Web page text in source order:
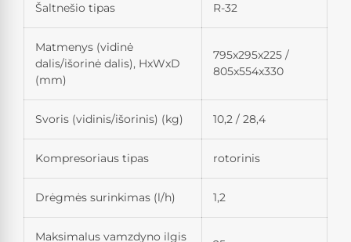
Šaltnešio tipas R-32
Matmenys (vidinė
dalis/išorinė dalis), HxWxD
(mm)
795x295x225 /
805x554x330
Svoris (vidinis/išorinis) (kg) 10,2 / 28,4
Kompresoriaus tipas rotorinis
Drėgmės surinkimas (l/h) 1,2
Maksimalus vamzdyno ilgis